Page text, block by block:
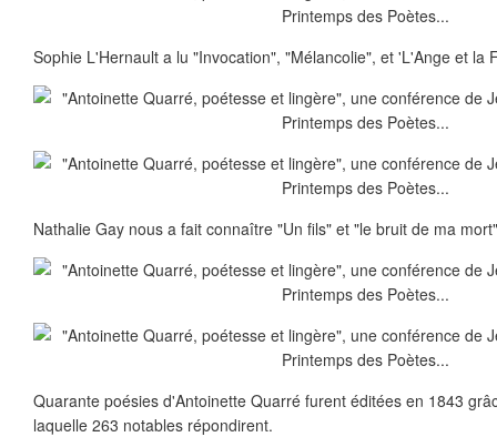
Sophie L'Hernault a lu "Invocation", "Mélancolie", et 'L'Ange et la
Nathalie Gay nous a fait connaître "Un fils" et "le bruit de ma mort"
Quarante poésies d'Antoinette Quarré furent éditées en 1843
laquelle 263 notables répondirent.